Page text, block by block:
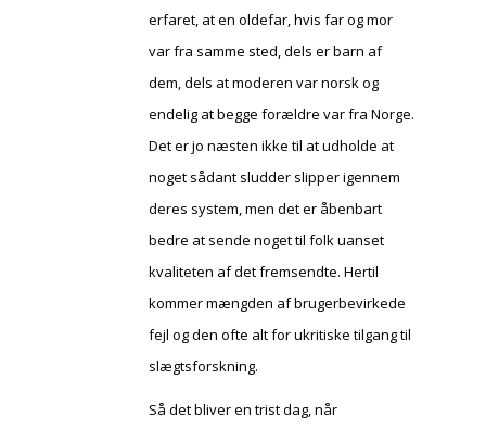
erfaret, at en oldefar, hvis far og mor
var fra samme sted, dels er barn af
dem, dels at moderen var norsk og
endelig at begge forældre var fra Norge.
Det er jo næsten ikke til at udholde at
noget sådant sludder slipper igennem
deres system, men det er åbenbart
bedre at sende noget til folk uanset
kvaliteten af det fremsendte. Hertil
kommer mængden af brugerbevirkede
fejl og den ofte alt for ukritiske tilgang til
slægtsforskning.
Så det bliver en trist dag, når